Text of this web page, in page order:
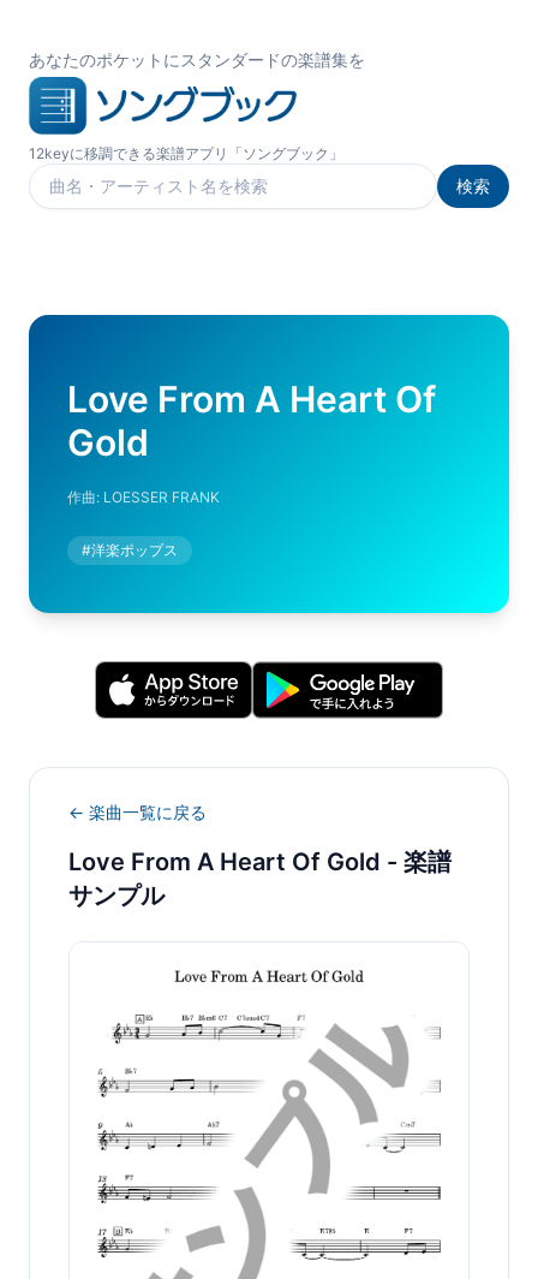
あなたのポケットにスタンダードの楽譜集を
12keyに移調できる楽譜アプリ「ソングブック」
楽曲を検索
検索
Love From A Heart Of
Gold
作曲: LOESSER FRANK
#洋楽ポップス
← 楽曲一覧に戻る
Love From A Heart Of Gold - 楽譜
サンプル